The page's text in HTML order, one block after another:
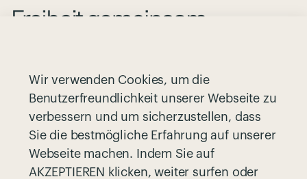
Wir verwenden Cookies, um die
Benutzerfreundlichkeit unserer Webseite zu
verbessern und um sicherzustellen, dass
Sie die bestmögliche Erfahrung auf unserer
Webseite machen. Indem Sie auf
AKZEPTIEREN klicken, weiter surfen oder
Die Marke
Partnerschaften
Greenguard
Kontakt
Garantie
Cookie-Richtlinie